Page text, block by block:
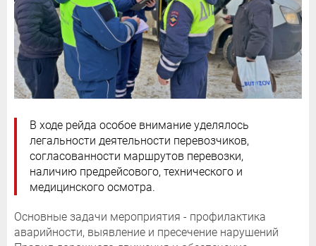
В ходе рейда особое внимание уделялось
легальности деятельности перевозчиков,
согласованности маршрутов перевозки,
наличию предрейсового, технического и
медицинского осмотра.
Основные задачи мероприятия - профилактика
аварийности, выявление и пресечение нарушений